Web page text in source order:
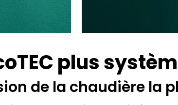
plus
de la chaudière la